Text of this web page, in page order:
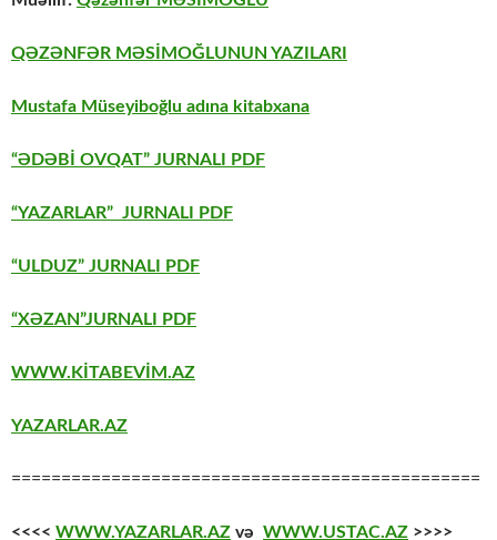
QƏZƏNFƏR MƏSİMOĞLUNUN YAZILARI
Mustafa Müseyiboğlu adına kitabxana
“ƏDƏBİ OVQAT” JURNALI PDF
“YAZARLAR” JURNALI PDF
“ULDUZ” JURNALI PDF
“XƏZAN”JURNALI PDF
WWW.KİTABEVİM.AZ
YAZARLAR.AZ
===============================================
<<<< WWW.YAZARLAR.AZ və WWW.USTAC.AZ >>>>